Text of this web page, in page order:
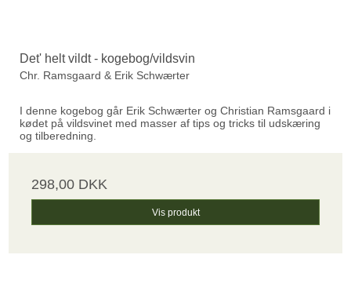
Det' helt vildt - kogebog/vildsvin
Chr. Ramsgaard & Erik Schwærter
I denne kogebog går Erik Schwærter og Christian Ramsgaard i
kødet på vildsvinet med masser af tips og tricks til udskæring
og tilberedning.
298,00 DKK
Vis produkt